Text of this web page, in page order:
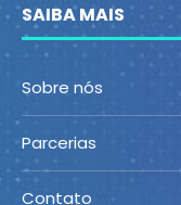
SAIBA MAIS
Sobre nós
Parcerias
Contato